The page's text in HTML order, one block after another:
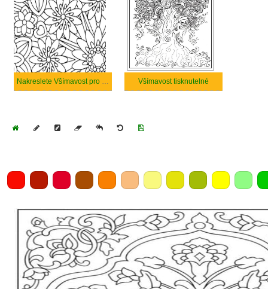
Nakreslete Všímavost pro děti Všímavost tisknutelné